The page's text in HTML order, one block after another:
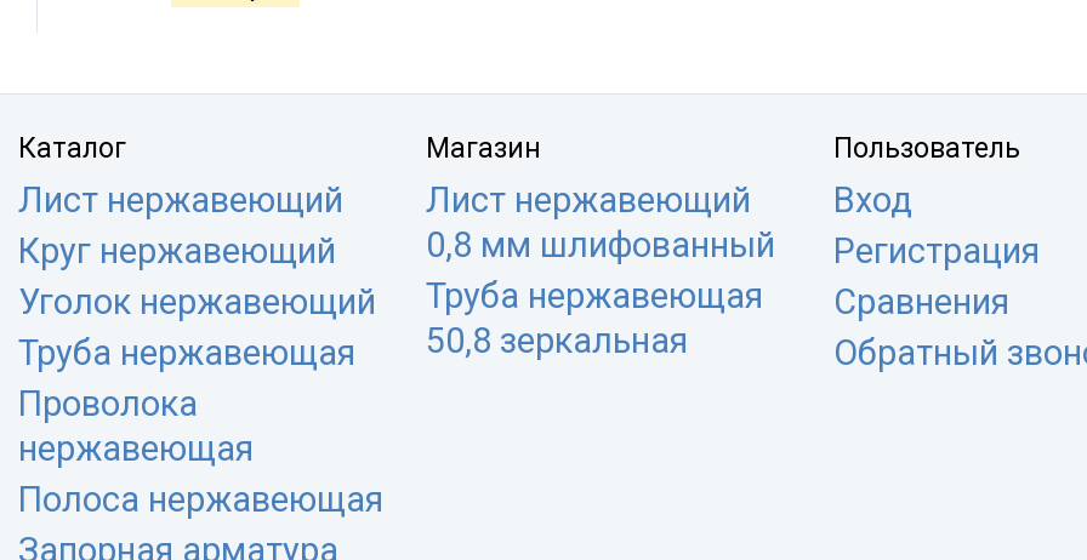
Каталог
Лист нержавеющий
Круг нержавеющий
Уголок нержавеющий
Труба нержавеющая
Проволока
нержавеющая
Полоса нержавеющая
Запорная арматура
Магазин
Лист нержавеющий
0,8 мм шлифованный
Труба нержавеющая
50,8 зеркальная
Пользователь
Вход
Регистрация
Сравнения
Обратный